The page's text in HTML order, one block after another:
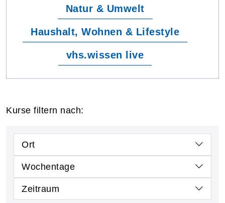
Natur & Umwelt
Haushalt, Wohnen & Lifestyle
vhs.wissen live
Kurse filtern nach:
Ort
Wochentage
Zeitraum